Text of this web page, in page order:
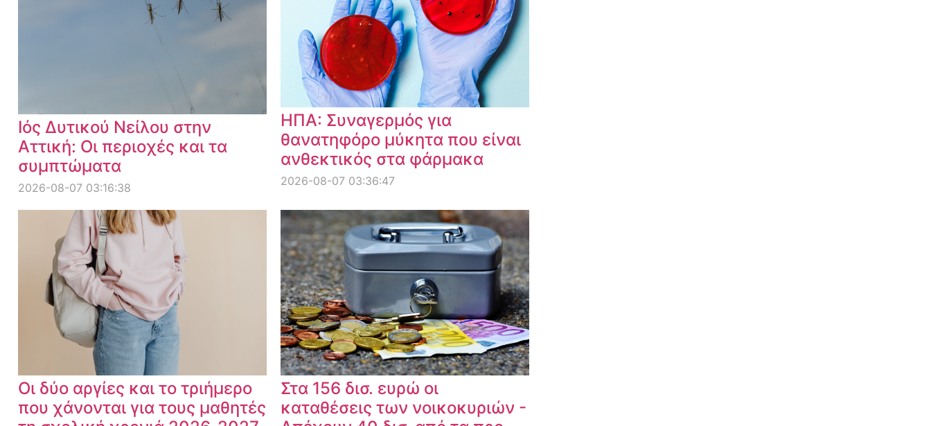
Ιός Δυτικού Νείλου στην
Αττική: Οι περιοχές και τα
συμπτώματα
2026-08-07 03:16:38
ΗΠΑ: Συναγερμός για
θανατηφόρο μύκητα που είναι
ανθεκτικός στα φάρμακα
2026-08-07 03:36:47
Οι δύο αργίες και το τριήμερο
που χάνονται για τους μαθητές
Στα 156 δισ. ευρώ οι
καταθέσεις των νοικοκυριών -